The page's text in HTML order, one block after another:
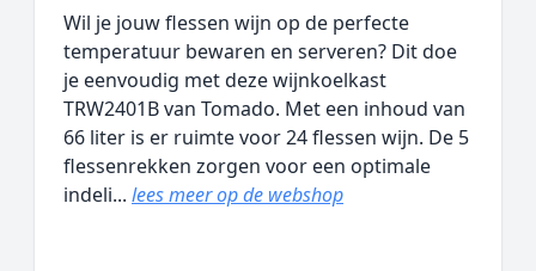
Wil je jouw flessen wijn op de perfecte
temperatuur bewaren en serveren? Dit doe
je eenvoudig met deze wijnkoelkast
TRW2401B van Tomado. Met een inhoud van
66 liter is er ruimte voor 24 flessen wijn. De 5
flessenrekken zorgen voor een optimale
indeli... lees meer op de webshop